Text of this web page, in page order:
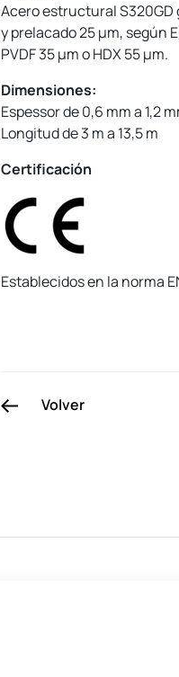
Acero estructural S320GD
y prelacado 25 µm, según
PVDF 35 µm o HDX 55 µm.
Dimensiones:
Espessor de 0,6 mm a 1,2
Longitud de 3 m a 13,5 m
Certificación
Establecidos en la norma
Volver